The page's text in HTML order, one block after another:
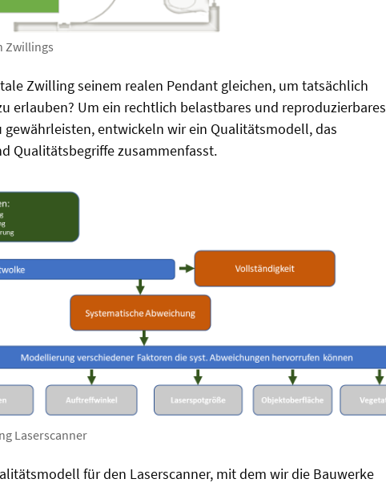
Zwillings
Zwilling seinem realen Pendant gleichen, um tatsächlich
erlauben? Um ein rechtlich belastbares und reproduzierbares
entwickeln wir ein Qualitätsmodell, das
Qualitätsbegriffe zusammenfasst.
Laserscanner
für den Laserscanner, mit dem wir die Bauwerke